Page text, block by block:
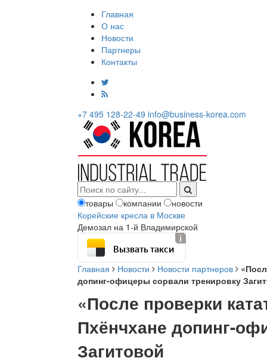
Главная
О нас
Новости
Партнеры
Контакты
+7 495 128-22-49 info@business-korea.com
товары компании
новости
Корейские кресла в Москве
Демозал на 1-й Владимирской
Вызвать такси
Главная Новости Новости партнеров
допинг-офицеры сорвали тренировку
«После проверки
Пхёнчхане допинг-
Загитовой